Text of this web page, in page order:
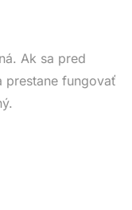
Ak sa pred
prestane fungovať